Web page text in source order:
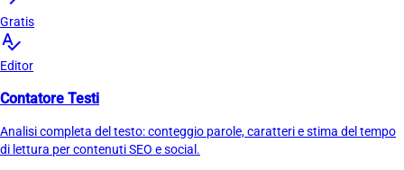
Gratis
spellcheck
Editor
Contatore Testi
Analisi completa del testo: conteggio parole, caratteri e stima del tempo
di lettura per contenuti SEO e social.